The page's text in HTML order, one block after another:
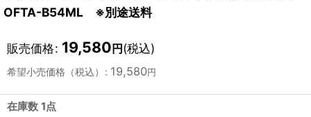
OFTA-B54ML ※別途送料
販売価格: 19,580円(税込)
希望小売価格（税込） : 19,580円
在庫数 1点